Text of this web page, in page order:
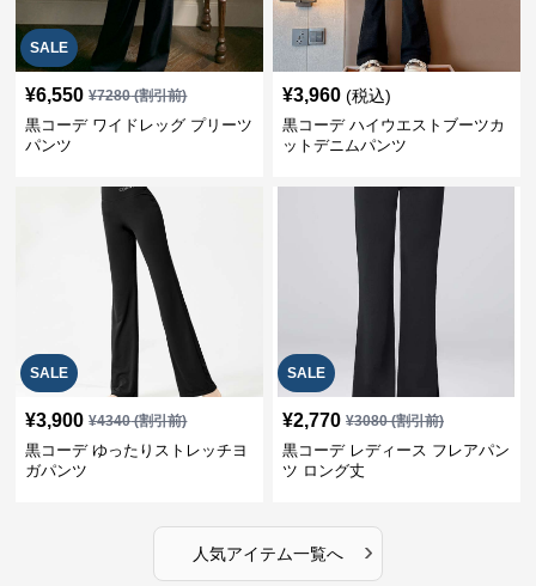
SALE
¥6,550 ¥7280(割引前)
黒コーデ ワイドレッグ プリーツ
パンツ
¥3,960 (税込)
黒コーデ ハイウエストブーツカ
ットデニムパンツ
SALE
¥3,900 ¥4340(割引前)
黒コーデ ゆったりストレッチヨ
ガパンツ
SALE
¥2,770 ¥3080(割引前)
黒コーデ レディース フレアパン
ツ ロング丈
人気アイテム一覧へ ›